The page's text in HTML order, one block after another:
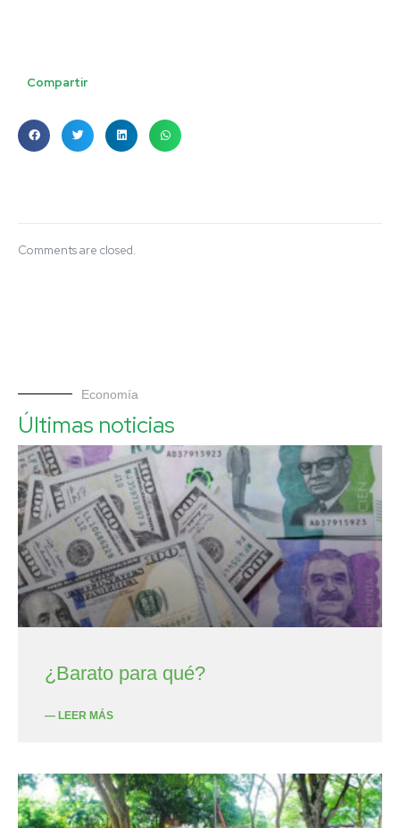
Compartir
Comments are closed.
Economía
Últimas noticias
¿Barato para qué?
— LEER MÁS